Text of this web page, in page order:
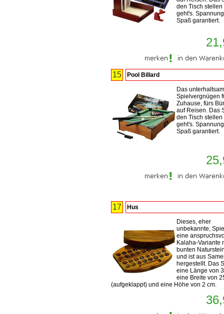
den Tisch stellen
geht's.
Spaß garantiert.
15 Pool Billard
Das
Spielvergnügen
Zuhause, fürs
auf Reisen. Das
den Tisch stellen
geht's.
Spaß garantiert.
17 Hus
Dieses, eher
unbekannte,
eine
Kalaha-Variante
bunten
und ist aus
hergestellt. Das
eine Länge von
eine Breite von
(aufgeklappt) und eine Höhe von 2 cm.